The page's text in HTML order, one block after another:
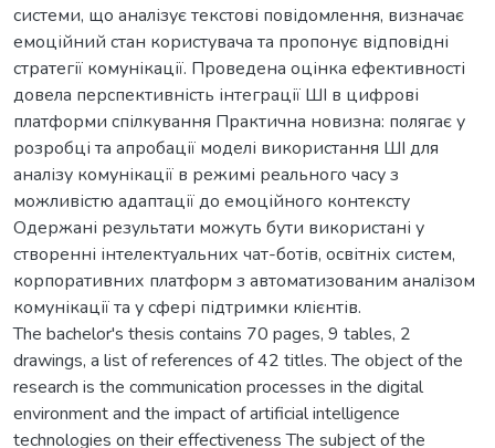
системи, що аналізує текстові повідомлення, визначає
емоційний стан користувача та пропонує відповідні
стратегії комунікації. Проведена оцінка ефективності
довела перспективність інтеграції ШІ в цифрові
платформи спілкування Практична новизна: полягає у
розробці та апробації моделі використання ШІ для
аналізу комунікації в режимі реального часу з
можливістю адаптації до емоційного контексту
Одержані результати можуть бути використані у
створенні інтелектуальних чат-ботів, освітніх систем,
корпоративних платформ з автоматизованим аналізом
комунікації та у сфері підтримки клієнтів.
The bachelor's thesis contains 70 pages, 9 tables, 2
drawings, a list of references of 42 titles. The object of the
research is the communication processes in the digital
environment and the impact of artificial intelligence
technologies on their effectiveness The subject of the